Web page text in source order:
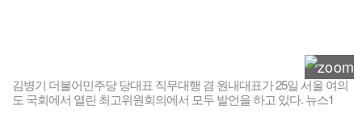
김병기 더불어민주당 당대표 직무대행 겸 원내대표가 25일 서울 여의
도 국회에서 열린 최고위원회의에서 모두 발언을 하고 있다. 뉴스1